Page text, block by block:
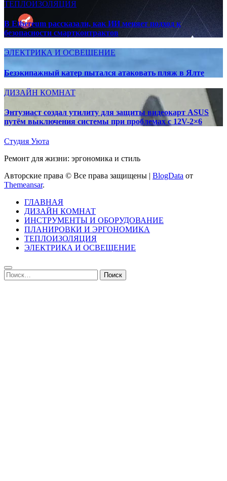
ТЕПЛОИЗОЛЯЦИЯ
В Ethereum рассказали, как ИИ меняет подход к
безопасности смартконтрактов
ЭЛЕКТРИКА И ОСВЕЩЕНИЕ
Безэкипажный катер пытался атаковать пляж в Ялте
ДИЗАЙН КОМНАТ
Энтузиаст создал утилиту для защиты видеокарт ASUS
путём выключения системы при проблемах с 12V-2×6
Студия Уюта
Ремонт для жизни: эргономика и стиль
Авторские права © Все права защищены
BlogData от
Themeansar.
ГЛАВНАЯ
ДИЗАЙН КОМНАТ
ИНСТРУМЕНТЫ И ОБОРУДОВАНИЕ
ПЛАНИРОВКИ И ЭРГОНОМИКА
ТЕПЛОИЗОЛЯЦИЯ
ЭЛЕКТРИКА И ОСВЕЩЕНИЕ
Найти: